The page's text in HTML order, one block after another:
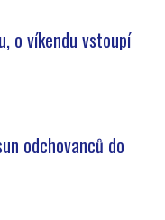
o víkendu vstoupí
odchovanců do